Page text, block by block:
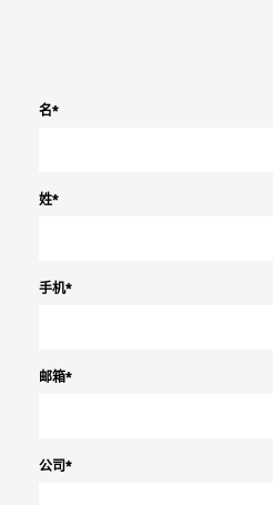
名*
姓*
手机*
邮箱*
公司*